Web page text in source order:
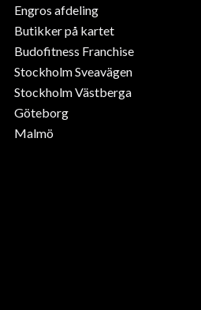
Engros afdeling
Butikker på kartet
Budofitness Franchise
Stockholm Sveavägen
Stockholm Västberga
Göteborg
Malmö